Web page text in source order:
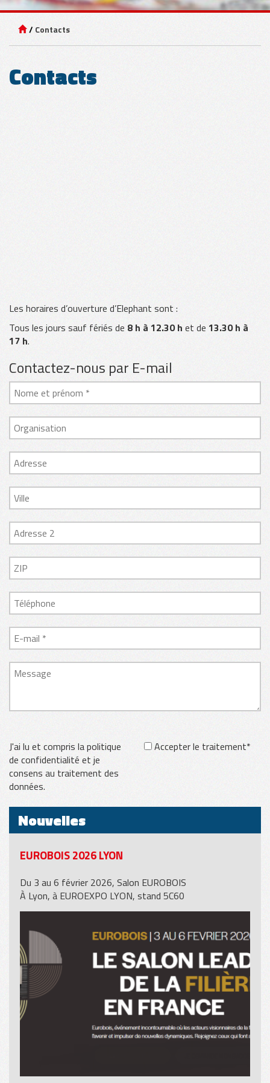
Contacts
Contacts
Les horaires d’ouverture d’Elephant sont :
Tous les jours sauf fériés de 8 h à 12.30 h et de 13.30 h à
17 h.
Contactez-nous par E-mail
J'ai lu et compris la politique
de confidentialité et je
consens au traitement des
données.
Accepter le traitement*
Nouvelles
EUROBOIS 2026 LYON
Du 3 au 6 février 2026, Salon EUROBOIS
À Lyon, à EUROEXPO LYON, stand 5C60